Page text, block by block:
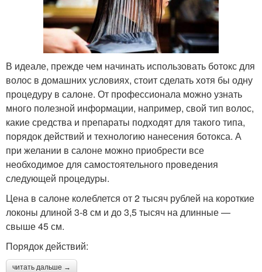
В идеале, прежде чем начинать использовать ботокс для
волос в домашних условиях, стоит сделать хотя бы одну
процедуру в салоне. От профессионала можно узнать
много полезной информации, например, свой тип волос,
какие средства и препараты подходят для такого типа,
порядок действий и технологию нанесения ботокса. А
при желании в салоне можно приобрести все
необходимое для самостоятельного проведения
следующей процедуры.
Цена в салоне колеблется от 2 тысяч рублей на короткие
локоны длиной 3-8 см и до 3,5 тысяч на длинные —
свыше 45 см.
Порядок действий:
читать дальше →